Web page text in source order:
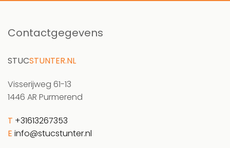
Contactgegevens
STUCSTUNTER.NL
Visserijweg 61-13
1446 AR Purmerend
T +31613267353
E info@stucstunter.nl